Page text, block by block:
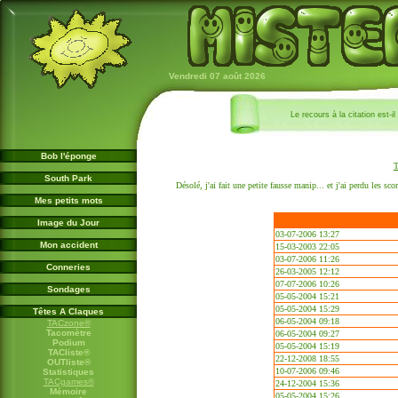
Le recours à la citation
Vendredi 07 août 2026
Bob l'éponge
South Park
Mes petits mots
Image du Jour
Mon accident
Conneries
Sondages
Têtes A Claques
TACzone®
Tacomètre
Podium
TACliste®
OUTliste®
Statistiques
TACgames®
Mémoire
Désolé, j'ai fait une petite fausse manip... et j'ai perdu les
03-07-2006 13:27
15-03-2003 22:05
03-07-2006 11:26
26-03-2005 12:12
07-07-2006 10:26
05-05-2004 15:21
05-05-2004 15:29
06-05-2004 09:18
06-05-2004 09:27
05-05-2004 15:19
22-12-2008 18:55
10-07-2006 09:46
24-12-2004 15:36
05-05-2004 15:26